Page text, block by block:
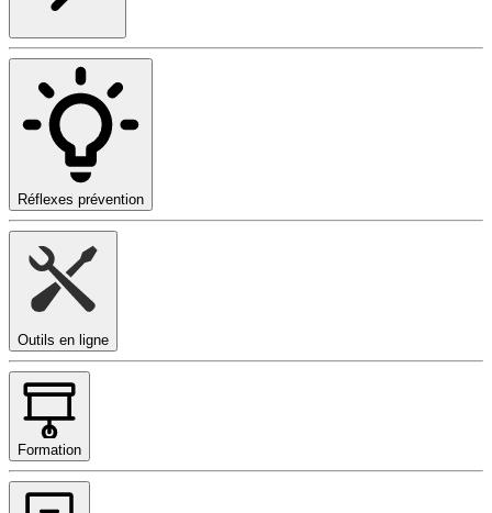
Réflexes prévention
Outils en ligne
Formation